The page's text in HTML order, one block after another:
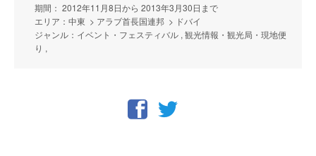
期間： 2012年11月8日から 2013年3月30日まで
エリア：中東 > アラブ首長国連邦 > ドバイ
ジャンル：イベント・フェスティバル , 観光情報・観光局・現地便
り ,